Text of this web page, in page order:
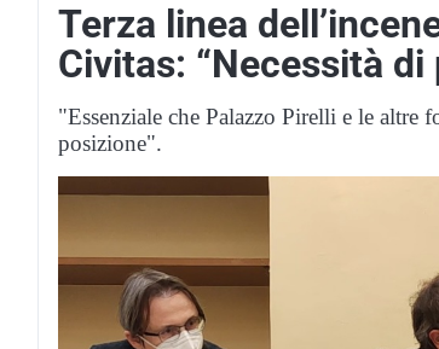
Terza linea
Civitas: “Necessità
"Essenziale che Palazzo Pirelli e le
posizione".